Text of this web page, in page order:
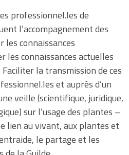
professionnel.les de
l’accompagnement des
les connaissances
connaissances actuelles
la transmission de ces
et auprès d’un
veille (scientifique, juridique,
sur l’usage des plantes –
lien au vivant, aux plantes et
le partage et les